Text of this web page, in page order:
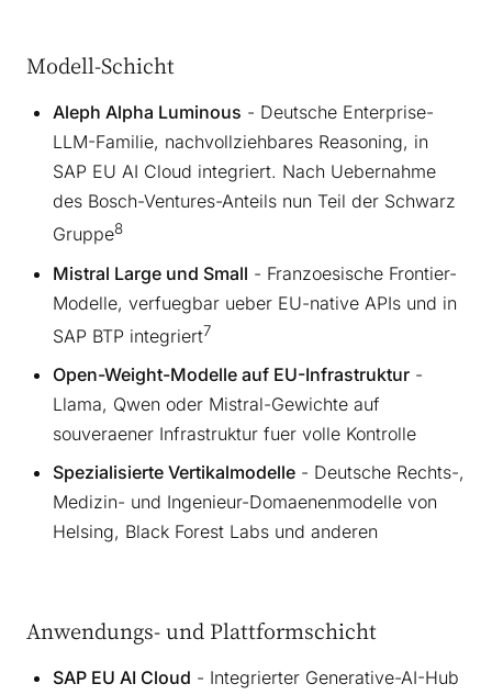
Modell-Schicht
Aleph Alpha Luminous - Deutsche Enterprise-
LLM-Familie, nachvollziehbares Reasoning, in
SAP EU AI Cloud integriert. Nach Uebernahme
des Bosch-Ventures-Anteils nun Teil der Schwarz
Gruppe8
Mistral Large und Small - Franzoesische Frontier-
Modelle, verfuegbar ueber EU-native APIs und in
SAP BTP integriert7
Open-Weight-Modelle auf EU-Infrastruktur -
Llama, Qwen oder Mistral-Gewichte auf
souveraener Infrastruktur fuer volle Kontrolle
Spezialisierte Vertikalmodelle - Deutsche Rechts-,
Medizin- und Ingenieur-Domaenenmodelle von
Helsing, Black Forest Labs und anderen
Anwendungs- und Plattformschicht
SAP EU AI Cloud - Integrierter Generative-AI-Hub